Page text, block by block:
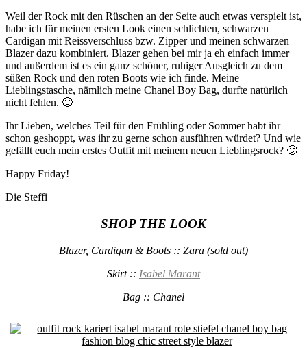
Weil der Rock mit den Rüschen an der Seite auch etwas verspielt ist,
habe ich für meinen ersten Look einen schlichten, schwarzen
Cardigan mit Reissverschluss bzw. Zipper und meinen schwarzen
Blazer dazu kombiniert. Blazer gehen bei mir ja eh einfach immer
und außerdem ist es ein ganz schöner, ruhiger Ausgleich zu dem
süßen Rock und den roten Boots wie ich finde. Meine
Lieblingstasche, nämlich meine Chanel Boy Bag, durfte natürlich
nicht fehlen. 🙂
Ihr Lieben, welches Teil für den Frühling oder Sommer habt ihr
schon geshoppt, was ihr zu gerne schon ausführen würdet? Und wie
gefällt euch mein erstes Outfit mit meinem neuen Lieblingsrock? 🙂
Happy Friday!
Die Steffi
SHOP THE LOOK
Blazer, Cardigan & Boots :: Zara (sold out)
Skirt :: Isabel Marant
Bag :: Chanel